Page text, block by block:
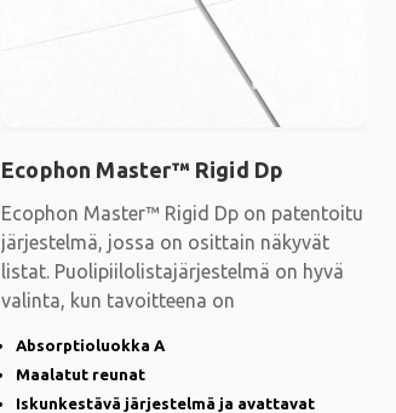
Ecophon Master™ Rigid Dp
Ecophon Master™ Rigid Dp on patentoitu
järjestelmä, jossa on osittain näkyvät
listat. Puolipiilolistajärjestelmä on hyvä
valinta, kun tavoitteena on
Absorptioluokka A
Maalatut reunat
Iskunkestävä järjestelmä ja avattavat